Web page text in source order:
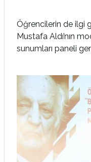
Öğrencilerin de ilgi
Mustafa Aldı’nın
sunumları paneli